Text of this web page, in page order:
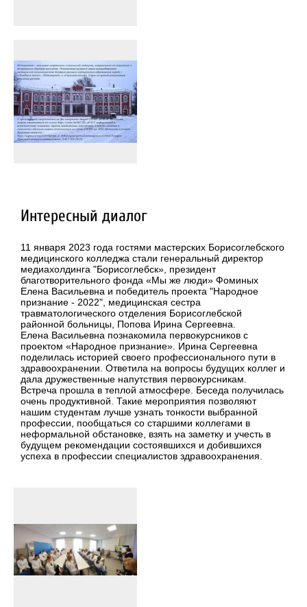
Интересный диалог
11 января 2023 года гостями мастерских Борисоглебского
медицинского колледжа стали генеральный директор
медиахолдинга "Борисоглебск», президент
благотворительного фонда «Мы же люди» Фоминых
Елена Васильевна и победитель проекта "Народное
признание - 2022", медицинская сестра
травматологического отделения Борисоглебской
районной больницы, Попова Ирина Сергеевна.
Елена Васильевна познакомила первокурсников с
проектом «Народное признание». Ирина Сергеевна
поделилась историей своего профессионального пути в
здравоохранении. Ответила на вопросы будущих коллег и
дала дружественные напутствия первокурсникам.
Встреча прошла в теплой атмосфере. Беседа получилась
очень продуктивной. Такие мероприятия позволяют
нашим студентам лучше узнать тонкости выбранной
профессии, пообщаться со старшими коллегами в
неформальной обстановке, взять на заметку и учесть в
будущем рекомендации состоявшихся и добившихся
успеха в профессии специалистов здравоохранения.